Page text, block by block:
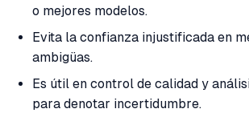
o mejores modelos.
Evita la confianza injustificada en
ambigüas.
Es útil en control de calidad y
para denotar incertidumbre.